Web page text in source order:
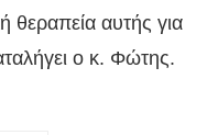
θεραπεία αυτής για
ο κ. Φώτης.